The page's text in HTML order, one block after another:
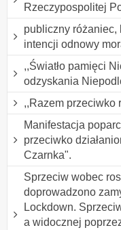
Rzeczypospolitej
publiczny różaniec,
intencji odnowy
,,Światło pamięci
odzyskania
,,Razem przeciwko
Manifestacja
przeciwko
Czarnka".
Sprzeciw wobec
doprowadzono
Lockdown.
a widocznej